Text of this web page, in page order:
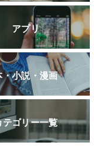
アプリ
・小説・漫画
テゴリー一覧